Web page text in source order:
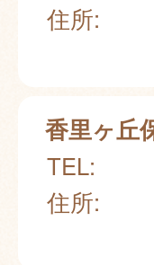
住所:
香里ヶ丘
TEL:
住所: